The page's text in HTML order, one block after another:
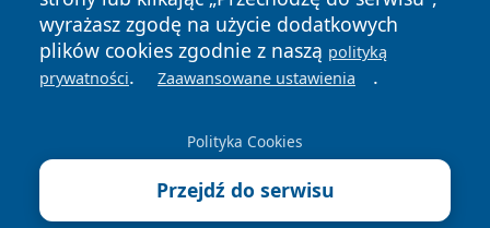
wyrażasz zgodę na użycie dodatkowych
plików cookies zgodnie z naszą polityką
prywatności. Zaawansowane ustawienia .
Polityka Cookies
Przejdź do serwisu